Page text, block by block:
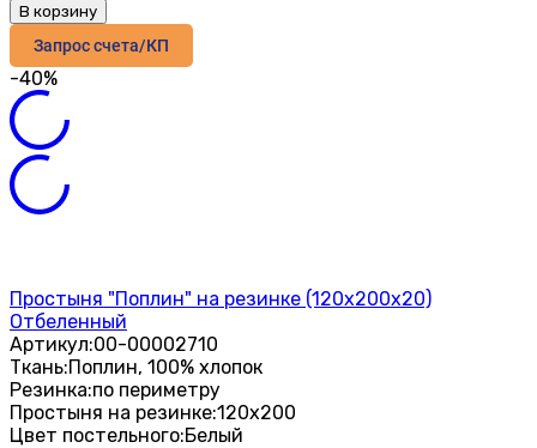
В корзину
Запрос счета/КП
-40%
Простыня "Поплин" на резинке (120х200х20)
Отбеленный
Артикул:00-00002710
Ткань:Поплин, 100% хлопок
Резинка:по периметру
Простыня на резинке:120х200
Цвет постельного:Белый